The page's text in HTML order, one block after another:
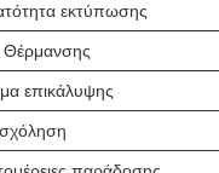
εκτύπωσης
επικάλυψης